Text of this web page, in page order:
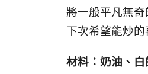
將一般平凡無
下次希望能炒
材料：奶油、